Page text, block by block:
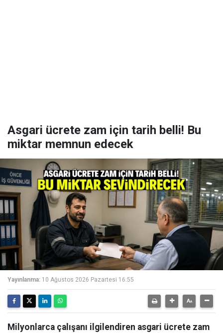
Asgari ücrete zam için tarih belli! Bu
miktar memnun edecek
Yayınlanma: 10 Ağustos 2026 Pazartesi 16:55
Milyonlarca çalışanı ilgilendiren asgari ücrete zam